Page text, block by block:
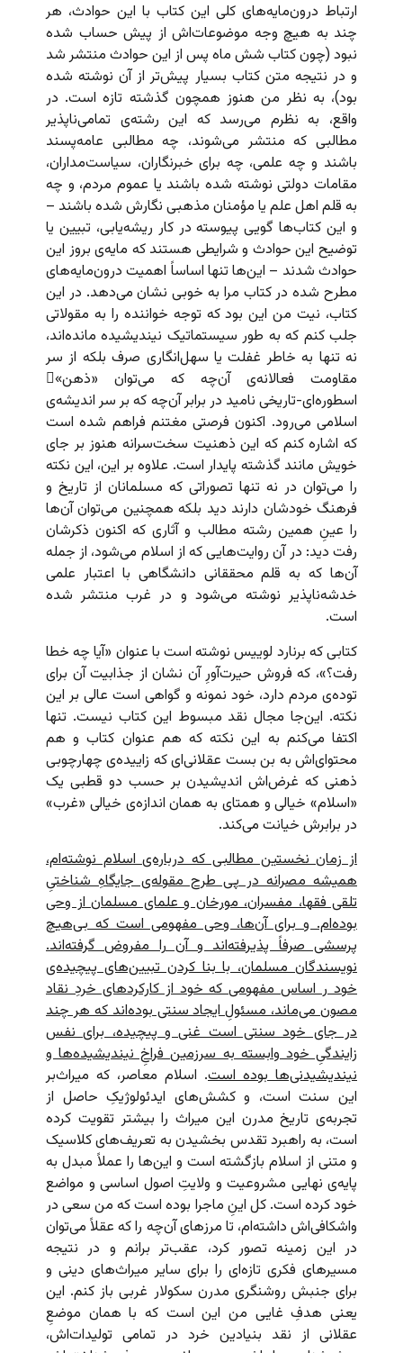
ارتباط درون‌مایه‌های کلی این کتاب با این حوادث، هر
چند به هیچ وجه موضوعات‌اش از پیش حساب شده
نبود (چون کتاب شش ماه پس از این حوادث منتشر شد
و در نتیجه متن کتاب بسیار پیش‌تر از آن نوشته شده
بود)، به نظر من هنوز همچون گذشته تازه است. در
واقع، به نظرم می‌رسد که این رشته‌ی تمامی‌ناپذیر
مطالبی که منتشر می‌شوند، چه مطالبی عامه‌پسند
باشند و چه علمی، چه برای خبرنگاران، سیاست‌مداران،
مقامات دولتی نوشته شده باشند یا عموم مردم، و چه
به قلم اهل علم یا مؤمنان مذهبی نگارش شده باشند –
و این کتاب‌ها گویی پیوسته در کار ریشه‌یابی، تبیین یا
توضیح این حوادث و شرایطی هستند که مایه‌ی بروز این
حوادث شدند – این‌ها تنها اساساً اهمیت درون‌‌مایه‌های
مطرح شده در کتاب مرا به خوبی نشان می‌دهد. در این
کتاب، نیت من این بود که توجه خواننده را به مقولاتی
جلب کنم که به طور سیستماتیک نیندیشیده مانده‌اند،
نه تنها به خاطر غفلت یا سهل‌انگاری صرف بلکه از سر
مقاومت فعالانه‌ی آن‌چه که می‌توان «ذهن»ِ
اسطوره‌ای-تاریخی نامید در برابر آن‌چه که بر سر اندیشه‌ی
اسلامی می‌رود. اکنون فرصتی مغتنم فراهم شده است
که اشاره کنم که این ذهنیت سخت‌سرانه هنوز بر جای
خویش مانند گذشته پایدار است. علاوه بر این، این نکته
را می‌توان در نه تنها تصوراتی که مسلمانان از تاریخ و
فرهنگ خودشان دارند دید بلکه همچنین می‌توان آن‌ها
را عینِ همین رشته مطالب و آثاری که اکنون ذکرشان
رفت دید: در آن روایت‌هایی که از اسلام می‌شود، از جمله
آن‌ها که به قلم محققانی دانشگاهی با اعتبار علمی
خدشه‌ناپذیر نوشته می‌شود و در غرب منتشر شده
است.
کتابی که برنارد لوییس نوشته است با عنوان «آیا چه خطا
رفت؟»، که فروش حیرت‌آورِ آن نشان از جذابیت آن برای
توده‌ی مردم دارد، خود نمونه‌ و گواهی است عالی بر این
نکته. این‌جا مجال نقد مبسوط این کتاب نیست. تنها
اکتفا می‌کنم به این نکته که هم عنوان کتاب و هم
محتوای‌اش به بن بست عقلانی‌ای که زاییده‌ی چهارچوبی
ذهنی که غرض‌اش اندیشیدن بر حسب دو قطبی یک
«اسلام» خیالی و همتای به همان اندازه‌ی خیالی «غرب»
در برابرش خیانت می‌کند.
از زمان نخستین مطالبی که درباره‌ی اسلام نوشته‌ام،
همیشه مصرانه در پی طرح مقوله‌ی جایگاهِ شناختیِ
تلقی فقها، مفسران، مورخان و علمای مسلمان از وحی
بوده‌ام. و برای آن‌ها، وحی مفهومی است که بی‌هیچ
پرسشی صرفاً پذیرفته‌اند و آن را مفروض گرفته‌اند.
نویسندگان مسلمان، با بنا کردن تبیین‌های پیچیده‌ی
خود ر اساس مفهومی که خود از کارکردهای خردِ نقاد
مصون می‌ماند، مسئولِ ایجاد سنتی بوده‌اند که هر چند
در جای خود سنتی است غنی و پیچیده، برای نفس
زایندگیِ خود وابسته به سرزمین فراخِ نیندیشیده‌ها و
نیندیشیدنی‌ها بوده است. اسلام معاصر، که میراث‌بر
این سنت است، و کشش‌های ایدئولوژیکِ حاصل از
تجربه‌ی تاریخ مدرن این میراث را بیشتر تقویت کرده
است، به راهبرد تقدس بخشیدن به تعریف‌های کلاسیک
و متنی از اسلام بازگشته است و این‌ها را عملاً مبدل به
پایه‌ی نهایی مشروعیت و ولایتِ اصول اساسی و مواضع
خود کرده است. کل اینِ ماجرا بوده است که من سعی در
واشکافی‌اش داشته‌ام، تا مرزهای آن‌چه را که عقلاً می‌توان
در این زمینه تصور کرد، عقب‌تر برانم و در نتیجه
مسیرهای فکری تازه‌ای را برای سایر میراث‌های دینی و
برای جنبش روشنگری مدرن سکولار غربی باز کنم. این
یعنی هدفِ غایی من این است که با همان موضعِ
عقلانی از نقد بنیادین خرد در تمامی تولیدات‌اش،